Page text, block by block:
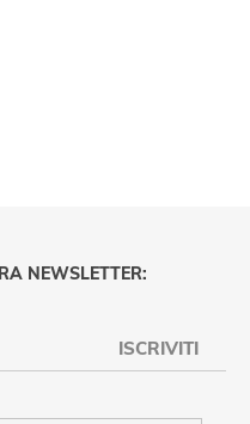
NEWSLETTER:
ISCRIVITI